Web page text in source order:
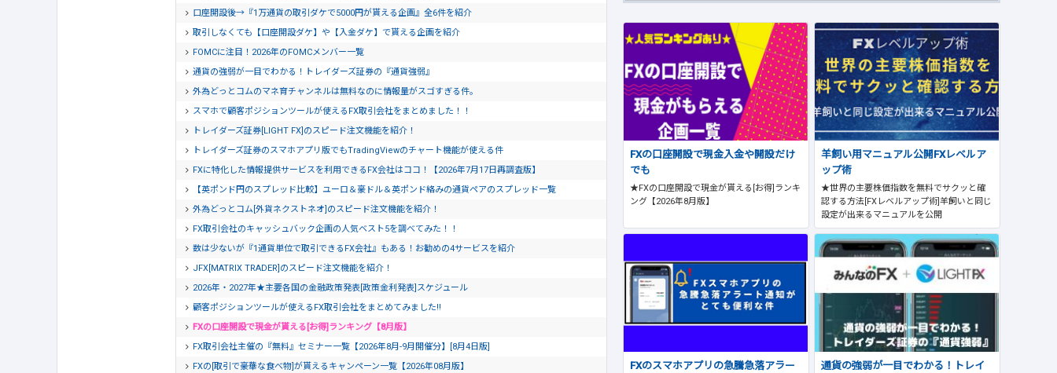
口座開設後→『1万通貨の取引ダケで5000円が貰える企画』全6件を紹介
取引しなくても【口座開設ダケ】や【入金ダケ】で貰える企画を紹介
FOMCに注目！2026年のFOMCメンバー一覧
通貨の強弱が一目でわかる！トレイダーズ証券の『通貨強弱』
外為どっとコムのマネ育チャンネルは無料なのに情報量がスゴすぎる件。
スマホで顧客ポジションツールが使えるFX取引会社をまとめました！！
トレイダーズ証券[LIGHT FX]のスピード注文機能を紹介！
トレイダーズ証券のスマホアプリ版でもTradingViewのチャート機能が使える件
FXに特化した情報提供サービスを利用できるFX会社はココ！【2026年7月17日再調査版】
【英ポンド円のスプレッド比較】ユーロ＆豪ドル＆英ポンド絡みの通貨ペアのスプレッド一覧
外為どっとコム[外貨ネクストネオ]のスピード注文機能を紹介！
FX取引会社のキャッシュバック企画の人気ベスト5を調べてみた！！
数は少ないが『1通貨単位で取引できるFX会社』もある！お勧めの4サービスを紹介
JFX[MATRIX TRADER]のスピード注文機能を紹介！
2026年・2027年★主要各国の金融政策発表[政策金利発表]スケジュール
顧客ポジションツールが使えるFX取引会社をまとめてみました!!
FXの口座開設で現金が貰える[お得]ランキング【8月版】
FX取引会社主催の『無料』セミナー一覧【2026年8月-9月開催分】[8月4日版]
FXの[取引で豪華な食べ物]が貰えるキャンペーン一覧【2026年08月版】
FXの口座開設で現金入金や開設だけ
でも
★FXの口座開設で現金が貰える[お得]ランキ
ング【2026年8月版】
羊飼い用マニュアル公開FXレベルア
ップ術
★世界の主要株価指数を無料でサクッと確
認する方法[FXレベルアップ術]羊飼いと同じ
設定が出来るマニュアルを公開
FXのスマホアプリの急騰急落アラー
通貨の強弱が一目でわかる！トレイ